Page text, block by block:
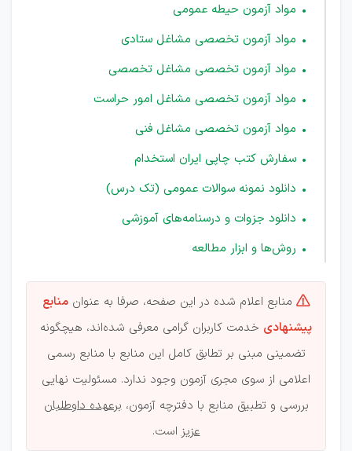
مواد آزمون حیطه عمومی
مواد آزمون تخصصی مشاغل ستادی
مواد آزمون تخصصی مشاغل تخصصی
مواد آزمون تخصصی مشاغل امور حراست
مواد آزمون تخصصی مشاغل فنی
سفارش کتب چاپی ایران استخدام
دانلود نمونه سوالات عمومی (تک درس)
دانلود جزوات و درسنامه‌های آموزشی
روش‌ها و ابزار مطالعه
 منابع اعلام شده در این صفحه، صرفا به عنوان منابع
پیشنهادی خدمت کاربران گرامی معرفی شده‌اند، هیچگونه
تضمینی مبنی بر تطابق کامل این منابع با منابع رسمی
اعلامی از سوی مجری آزمون وجود ندارد. مسئولیت نهایی
بررسی و تطبیق منابع با دفترچه آزمون،برعهده داوطلبان
عزیزاست.